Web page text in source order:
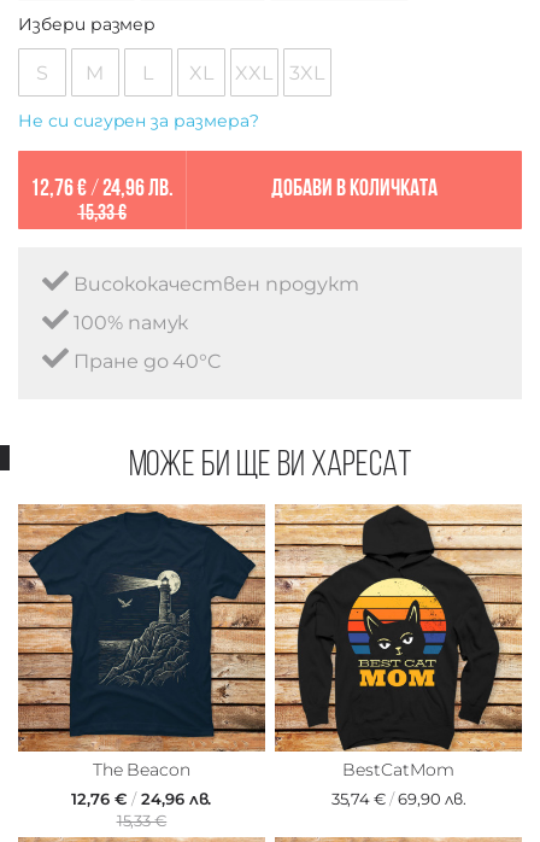
Избери размер
S M L XL XXL 3XL
Не си сигурен за размера?
12,76 €/ 24,96 лв.
15,33 €
Добави в количката
Висококачествен продукт
100% памук
Пране до 40°C
Може би ще ви харесат
The Beacon
12,76 € /24,96 лв.
15,33 €
BestCatMom
35,74 €/69,90 лв.